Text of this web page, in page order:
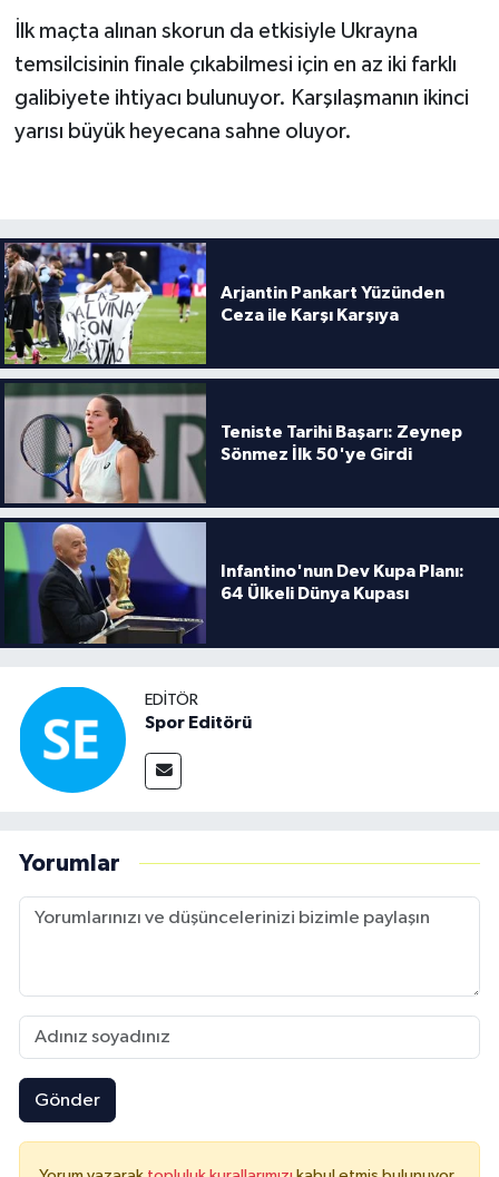
İlk maçta alınan skorun da etkisiyle Ukrayna
temsilcisinin finale çıkabilmesi için en az iki farklı
galibiyete ihtiyacı bulunuyor. Karşılaşmanın ikinci
yarısı büyük heyecana sahne oluyor.
Arjantin Pankart Yüzünden
Ceza ile Karşı Karşıya
Teniste Tarihi Başarı: Zeynep
Sönmez İlk 50'ye Girdi
Infantino'nun Dev Kupa Planı:
64 Ülkeli Dünya Kupası
EDITÖR
Spor Editörü
Yorumlar
Gönder
At Yarışı
Bisiklet
Güreş
Halter
Motor Sporları
Su Sporları
Diğer Spor Dalları
Futbolcular